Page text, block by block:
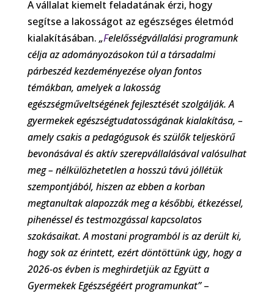
A vállalat kiemelt feladatának érzi, hogy
segítse a lakosságot az egészséges életmód
kialakításában. „Felelősségvállalási programunk
célja az adományozásokon túl a társadalmi
párbeszéd kezdeményezése olyan fontos
témákban, amelyek a lakosság
egészségműveltségének fejlesztését szolgálják. A
gyermekek egészségtudatosságának kialakítása, –
amely csakis a pedagógusok és szülők teljeskörű
bevonásával és aktív szerepvállalásával valósulhat
meg – nélkülözhetetlen a hosszú távú jóllétük
szempontjából, hiszen az ebben a korban
megtanultak alapozzák meg a későbbi, étkezéssel,
pihenéssel és testmozgással kapcsolatos
szokásaikat. A mostani programból is az derült ki,
hogy sok az érintett, ezért döntöttünk úgy, hogy a
2026-os évben is meghirdetjük az Együtt a
Gyermekek Egészségéért programunkat”–